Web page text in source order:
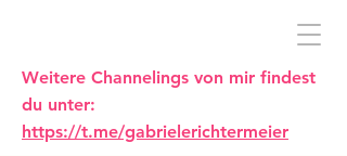
Weitere Channelings von mir findest
du unter:
https://t.me/gabrielerichtermeier